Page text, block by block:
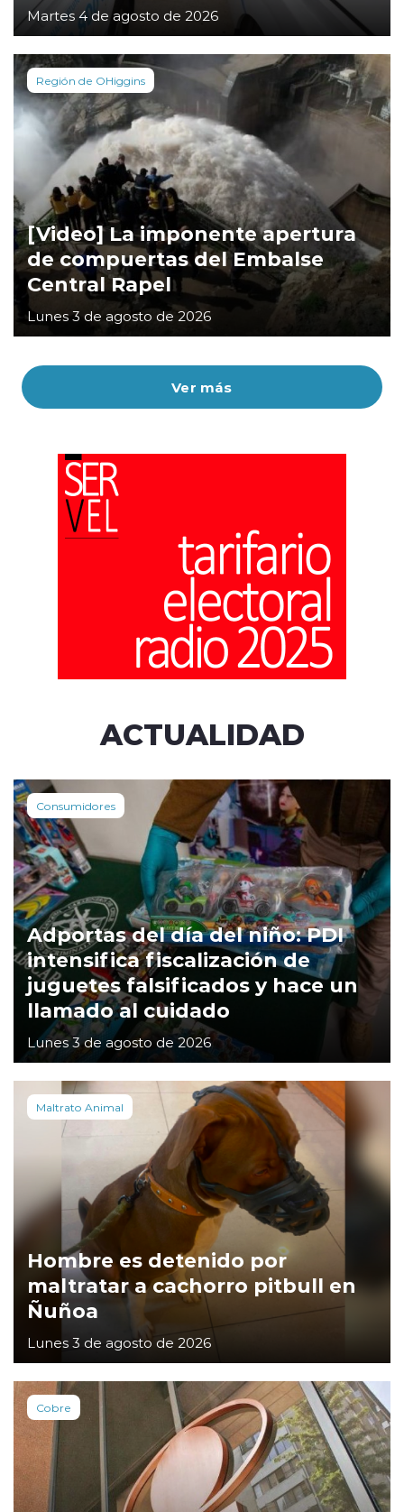
Ver más
Martes 4 de agosto de 2026
Región de OHiggins
[Video] La imponente apertura
de compuertas del Embalse
Central Rapel
Lunes 3 de agosto de 2026
ACTUALIDAD
Consumidores
Adportas del día del niño: PDI
intensifica fiscalización de
juguetes falsificados y hace un
llamado al cuidado
Lunes 3 de agosto de 2026
Maltrato Animal
Hombre es detenido por
maltratar a cachorro pitbull en
Ñuñoa
Lunes 3 de agosto de 2026
Cobre